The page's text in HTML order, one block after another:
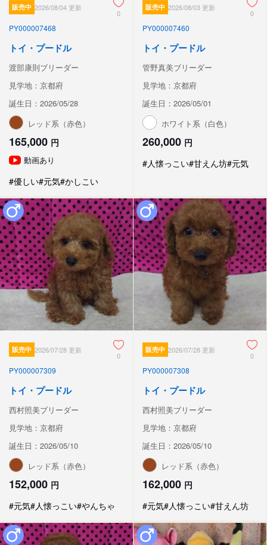
販売中 2026/08/04 更新
0
PY000007468
トイ・プードル
渡部康則ブリーダー
見学地：京都府
誕生日：2026/05/28
レッド系（赤色）
165,000 円
動画あり
#優しい#元気#かしこい
販売中 2026/08/03 更新
0
PY000007460
トイ・プードル
管野真美ブリーダー
見学地：京都府
誕生日：2026/05/01
ホワイト系（白色）
260,000 円
#人懐っこい#甘えん坊#元気
販売中 2026/07/28 更新
0
PY000007309
トイ・プードル
西村照美ブリーダー
見学地：京都府
誕生日：2026/05/10
レッド系（赤色）
152,000 円
#元気#人懐っこい#やんちゃ
販売中 2026/07/28 更新
0
PY000007308
トイ・プードル
西村照美ブリーダー
見学地：京都府
誕生日：2026/05/10
レッド系（赤色）
162,000 円
#元気#人懐っこい#甘えん坊